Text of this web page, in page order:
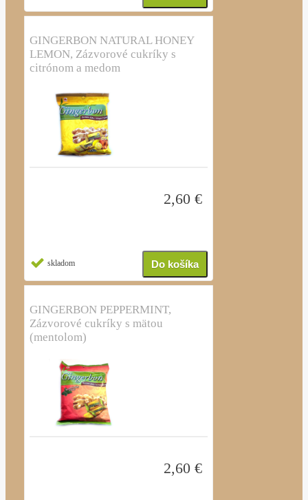
GINGERBON NATURAL HONEY
LEMON, Zázvorové cukríky s
citrónom a medom
2,60 €
skladom
GINGERBON PEPPERMINT,
Zázvorové cukríky s mätou
(mentolom)
2,60 €